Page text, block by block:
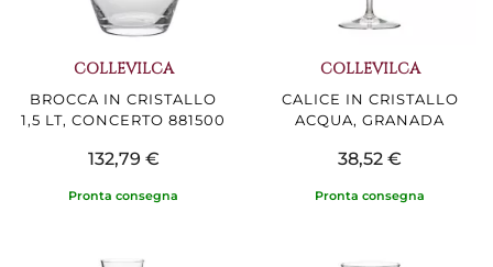
COLLEVILCA
BROCCA IN CRISTALLO
1,5 LT, CONCERTO 881500
132,79 €
Pronta consegna
COLLEVILCA
CALICE IN CRISTALLO
ACQUA, GRANADA
38,52 €
Pronta consegna